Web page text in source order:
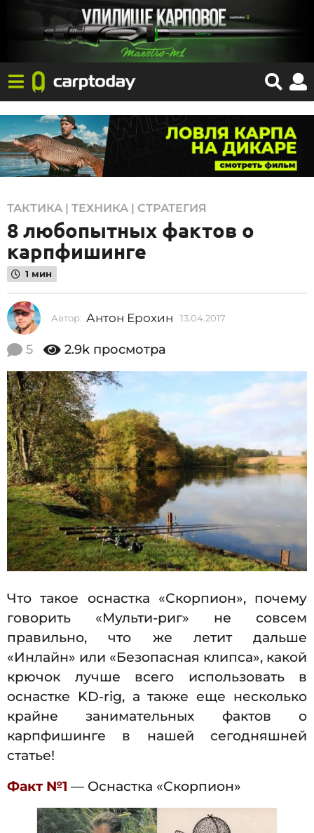
1
3
.
0
4
.
2
0
7
0
2
.
0
7
.
2
0
2
ТАКТИКА | ТЕХНИКА | СТРАТЕГИЯ
8 любопытных фактов о
карпфишинге
1 мин
Автор: Антон Ерохин 13.04.2017
7
5 2.9k просмотра
Что такое оснастка «Скорпион», почему
говорить «Мульти-риг» не совсем
правильно, что же летит дальше
«Инлайн» или «Безопасная клипса», какой
крючок лучше всего использовать в
оснастке KD-rig, а также еще несколько
крайне занимательных фактов о
карпфишинге в нашей сегодняшней
статье!
Факт №1 — Оснастка «Скорпион»